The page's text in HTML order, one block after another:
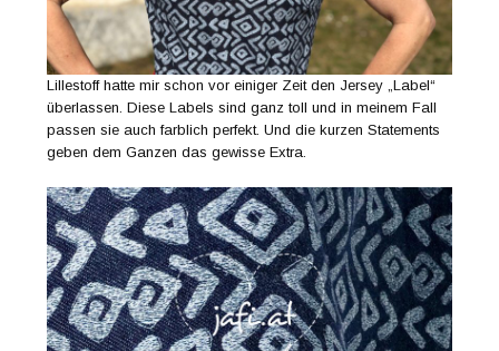
Lillestoff hatte mir schon vor einiger Zeit den Jersey „Label“
überlassen. Diese Labels sind ganz toll und in meinem Fall
passen sie auch farblich perfekt. Und die kurzen Statements
geben dem Ganzen das gewisse Extra.